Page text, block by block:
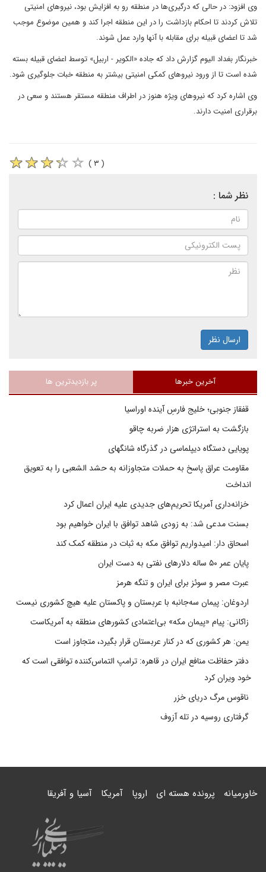
وی افزود: در حالی که درگیری‌ها در منطقه رو به افزایش بود، نیرو‌های امنیتی
تلاش کردند تا احکام بازداشت را در این منطقه اجرا کند و همین موضوع موجب
شد تا اعضای قبیله برای مقابله با آنها وارد عمل شوند.
خبرنگار بغداد الیوم گزارش داد که جاده «الکویر - اربیل» توسط اعضای قبیله بسته
شده است تا از ورود نیرو‌های کمکی امنیتی بیشتر به منطقه خبات جلوگیری شود.
وی اشاره کرد که نیرو‌های ویژه هنوز در اطراف منطقه مستقر هستند و سعی در
برقراری امنیت دارند.
( ۳ )
نظر شما :
ارسال نظر
آخرین خبرها پر بازدیدترین ها
قفقاز جنوبی؛ خلیج فارسِ آینده اوراسیا
بازگشت به استراتژی هزار ضربه چاقو
پویایی دستگاه دیپلماسی در گذرگاه شانگهای
مقاومت عراق پاسخ به حملات متجاوزانه به حشد الشعبی را به تعویق
انداخت
خزانه‌داری آمریکا تحریم‌های جدیدی علیه ایران اعمال کرد
بسنت مدعی شد: به زودی شاهد توافق با ایران خواهیم بود
اسحاق دار: امیدواریم توافق مکه به ثبات در منطقه کمک کند
پایان عمر ۵۰ ساله دلارهای نفتی به دست ایران
عبرت مصر و سوئز برای ایران و تنگه هرمز
اردوغان: پیمان سه‌جانبه با عربستان و پاکستان علیه هیچ کشوری نیست
زاکانی: پیام «پیمان مکه» بی‌اعتمادی کشورهای منطقه به آمریکاست
یمن: هر کشوری که در کنار عربستان قرار بگیرد، متجاوز است
دفتر حفاظت منافع ایران در قاهره: ترامپ التماس‌کننده توافقی است که
خود ویران کرد
ناقوس مرگ دریای خزر
گرفتاری روسیه در تله آزوف
خاورمیانه پرونده هسته ای اروپا آمریکا آسیا و آفریقا